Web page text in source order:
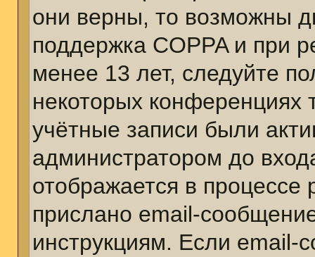
они верны, то возможны
поддержка COPPA и при
менее 13 лет, следуйте
некоторых конференциях
учётные записи были
администратором до
отображается в
прислано email-
инструкциям. Если email-